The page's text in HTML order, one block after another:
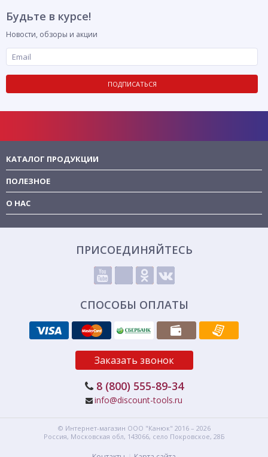
Будьте в курсе!
Новости, обзоры и акции
ПОДПИСАТЬСЯ
КАТАЛОГ ПРОДУКЦИИ
ПОЛЕЗНОЕ
О НАС
ПРИСОЕДИНЯЙТЕСЬ
СПОСОБЫ ОПЛАТЫ
Заказать звонок
8 (800) 555-89-34
info@discount-tools.ru
© Интернет-магазин ООО "Канюк" 2016 – 2026
Россия, Московская обл, 143066, село Покровское, 28Б